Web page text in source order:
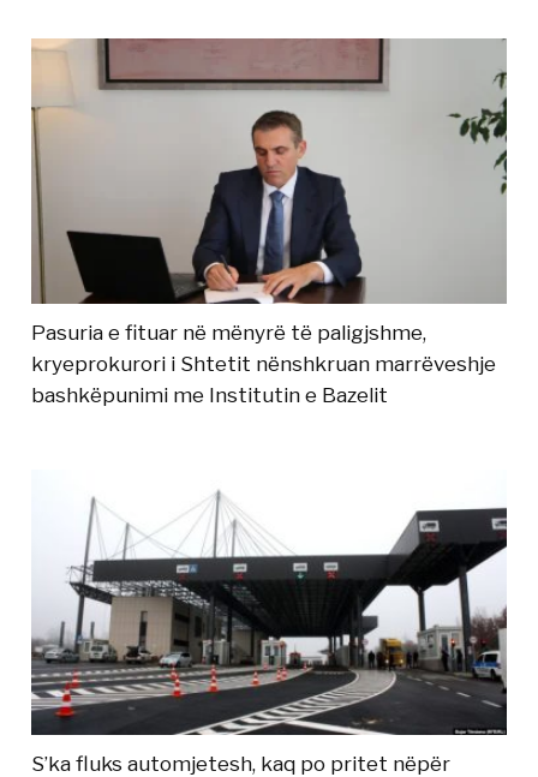
Pasuria e fituar në mënyrë të paligjshme,
kryeprokurori i Shtetit nënshkruan marrëveshje
bashkëpunimi me Institutin e Bazelit
S’ka fluks automjetesh, kaq po pritet nëpër